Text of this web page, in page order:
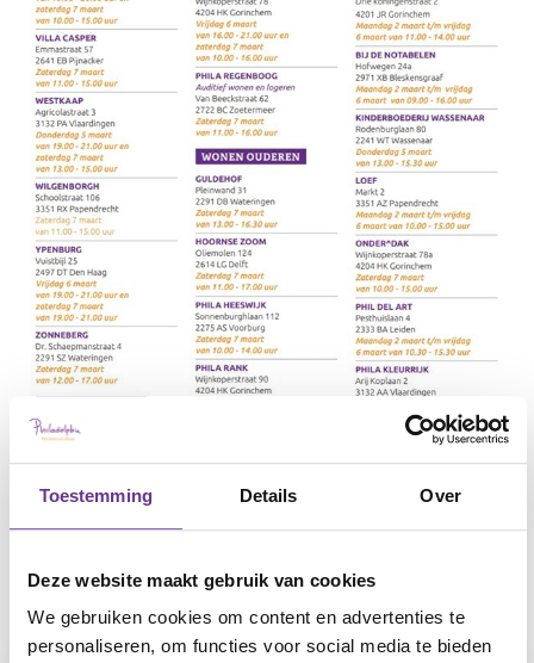
Toestemming Details Over
Deze website maakt gebruik van cookies
We gebruiken cookies om content en advertenties te
personaliseren, om functies voor social media te bieden